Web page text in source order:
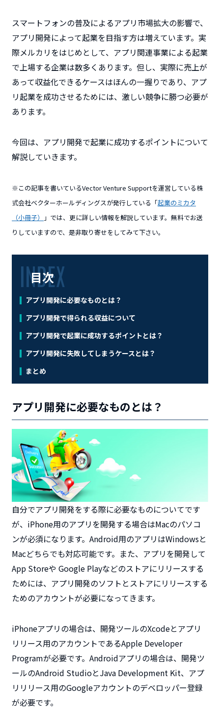
スマートフォンの普及によるアプリ市場拡大の影響で、
アプリ開発によって起業を目指す方は増えています。実
際メルカリをはじめとして、アプリ関連事業による起業
で上場する企業は数多くあります。但し、実際に売上が
あって収益化できるケースはほんの一握りであり、アプ
リ起業を成功させるためには、激しい競争に勝つ必要が
あります。
今回は、アプリ開発で起業に成功するポイントについて
解説していきます。
※この記事を書いているVector Venture Supportを運営している株
式会社ベクターホールディングスが発行している「起業のミカタ
（小冊子）
」では、更に詳しい情報を解説しています。無料でお送
りしていますので、是非取り寄せをしてみて下さい。
目次
アプリ開発に必要なものとは？
アプリ開発で得られる収益について
アプリ開発で起業に成功するポイントとは？
アプリ開発に失敗してしまうケースとは？
まとめ
アプリ開発に必要なものとは？
自分でアプリ開発をする際に必要なものについてです
が、iPhone用のアプリを開発する場合はMacのパソコ
ンが必須になります。Android用のアプリはWindowsと
Macどちらでも対応可能です。また、アプリを開発して
App Storeや Google Playなどのストアにリリースする
ためには、アプリ開発のソフトとストアにリリースする
ためのアカウントが必要になってきます。
iPhoneアプリの場合は、開発ツールのXcodeとアプリ
リリース用のアカウントであるApple Developer
Programが必要です。Androidアプリの場合は、開発ツ
ールのAndroid StudioとJava Development Kit、アプ
リリリース用のGoogleアカウントのデベロッパー登録
が必要です。